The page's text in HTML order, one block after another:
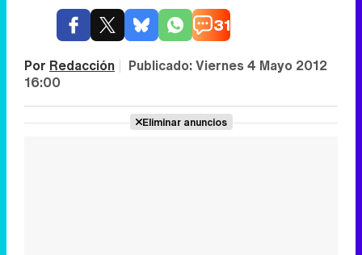
31
Por Redacción | Publicado:Viernes 4 Mayo 2012
16:00
Eliminar anuncios